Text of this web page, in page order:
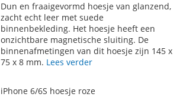
AAN
VERLANGLIJST
TE
VERGELIJKEN
Dun en fraaigevormd hoesje van glanzend,
zacht echt leer met suede
binnenbekleding. Het hoesje heeft een
onzichtbare magnetische sluiting. De
binnenafmetingen van dit hoesje zijn 145 x
75 x 8 mm. Lees verder
iPhone 6/6S hoesje roze